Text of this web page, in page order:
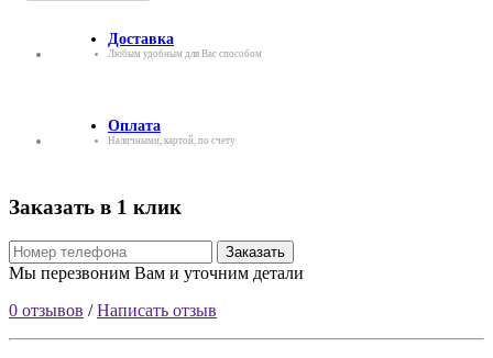
Доставка
Любым удобным для Вас способом
Оплата
Наличными, картой, по счету
Заказать в 1 клик
Заказать
Мы перезвоним Вам и уточним детали
0 отзывов /Написать отзыв